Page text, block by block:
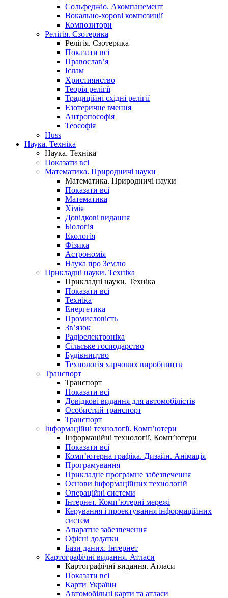
Сольфеджіо. Акомпанемент
Вокально-хорові композиції
Композитори
Релігія. Єзотерика
Релігія. Єзотерика
Показати всі
Православ’я
Іслам
Християнство
Теорія релігії
Традиційні східні релігії
Езотеричне вчення
Антропософія
Теософія
Huss
Наука. Техніка
Наука. Техніка
Показати всі
Математика. Природничі науки
Математика. Природничі науки
Показати всі
Математика
Хімія
Довідкові видання
Біологія
Екологія
Фізика
Астрономія
Наука про Землю
Прикладні науки. Техніка
Прикладні науки. Техніка
Показати всі
Техніка
Енергетика
Промисловість
Зв’язок
Радіоелектроніка
Сільське господарство
Будівництво
Технологія харчових виробництв
Транспорт
Транспорт
Показати всі
Довідкові видання для автомобілістів
Особистий транспорт
Транспорт
Інформаційні технології. Комп’ютери
Інформаційні технології. Комп’ютери
Показати всі
Комп’ютерна графіка. Дизайн. Анімація
Програмування
Прикладне програмне забезпечення
Основи інформаційних технологій
Операційні системи
Інтернет. Комп’ютерні мережі
Керування і проектування інформаційних
систем
Апаратне забезпечення
Офісні додатки
Бази даних. Інтернет
Картографічні видання. Атласи
Картографічні видання. Атласи
Показати всі
Карти України
Автомобільні карти та атласи